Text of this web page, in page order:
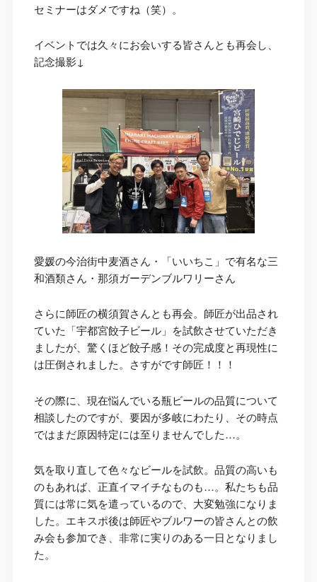
セミナーはダメですね（笑）。
イベントでは久々にお会いする皆さんとも再会し、
記念撮影↓
愛媛の今治街中麦酒さん・「いいちこ」で有名な三
和酒類さん・那須ガーデンブルワリーさん
さらに師匠の横須賀さんとも再会。師匠が出品され
ていた「宇都宮餃子ビール」を試飲させていただき
ましたが、驚くほど餃子感！その完成度と再現性に
は圧倒されました。さすがです師匠！！！
その際に、現在悩んでいる瓶ビールの品質について
相談したのですが、要因が多岐にわたり、その時点
ではまだ原因特定には至りませんでした…。
気を取り直して色々なビールを試飲。品質の高いも
のもあれば、正直イマイチなものも…。私たちも品
質には常に気を遣っているので、大変勉強になりま
した。エキスポ後は師匠やブルワーの皆さんとの飲
み会も参加でき、非常に実りのある一日となりまし
た。